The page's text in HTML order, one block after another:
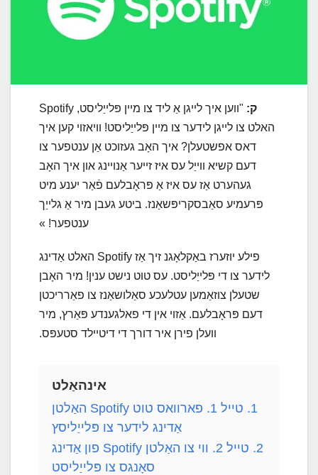
ק:
"ווען איך לייגן אַ ליד צו מיין פּלייַליסט, Spotify
האלט צו לייגן לידער צו מיין פּלייַליסט! וויאזוי קען איך
דאס אפשטעלן? איך האָב געזוכט אַן ענטפער צו
דעם קשיא ווייַל עס איז זייער אַנויינג און איך האָב
געהערט אַז עס איז אַ פּראָבלעם פֿאַר יענע מיט
פּרעמיע סאַבסקריפּשאַנז. ביטע געבן מיר אַ גלייַך
ענטפער! »
פילע יוזערז באַקלאָגנ זיך אַז Spotify האלט אַדינג
לידער צו די פּלייַליסט. עס טוט נישט ענין! מיר האָבן
שטעלן צוזאַמען עטלעכע סאַלושאַנז צו פאַרריכטן
דעם פּראָבלעם. אַזוי אין די פאלגענדע פּאַרץ, מיר
וועלן פירן איר דורך די דיטיילד סטעפּס.
אינהאַלט
1.
טייל 1. פארוואס טוט Spotify האַלטן
אַדינג לידער צו פּלייַליסץ
2.
טייל 2. ווי צו האַלטן Spotify פון אַדינג
סאָנגס צו פּלייַליסט